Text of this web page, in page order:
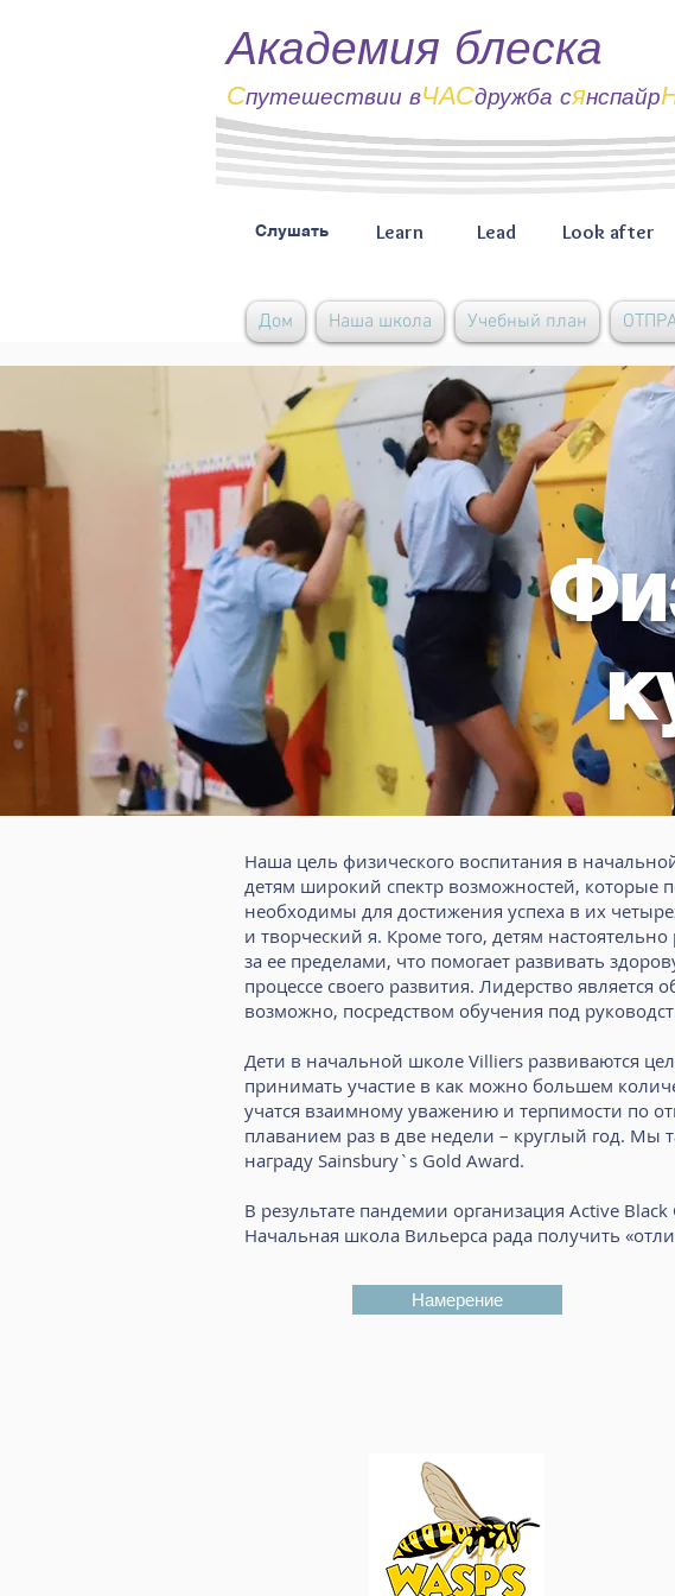
Академия блеска
Спутешествии вЧАСдружба сянспайр
Слушать Learn Lead Look after
Дом Наша школа Учебный план
Наша цель физического воспитания в
детям широкий спектр возможностей, которые
необходимы для достижения успеха в их
и творческий я. Кроме того, детям
за ее пределами, что помогает развивать
процессе своего развития. Лидерство
возможно, посредством обучения под
Дети в начальной школе Villiers развиваются
принимать участие в как можно большем
учатся взаимному уважению и терпимости по
плаванием раз в две недели – круглый год. Мы
награду Sainsbury`s Gold Award.
В результате пандемии организация Active
Начальная школа Вильерса рада получить
Намерение